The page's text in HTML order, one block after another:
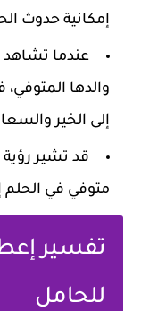
إمكانية حدوث
عندما تشاهد
والدها المتوفي،
إلى الخير
قد تشير
متوفي في الحلم
تفسير
للحامل